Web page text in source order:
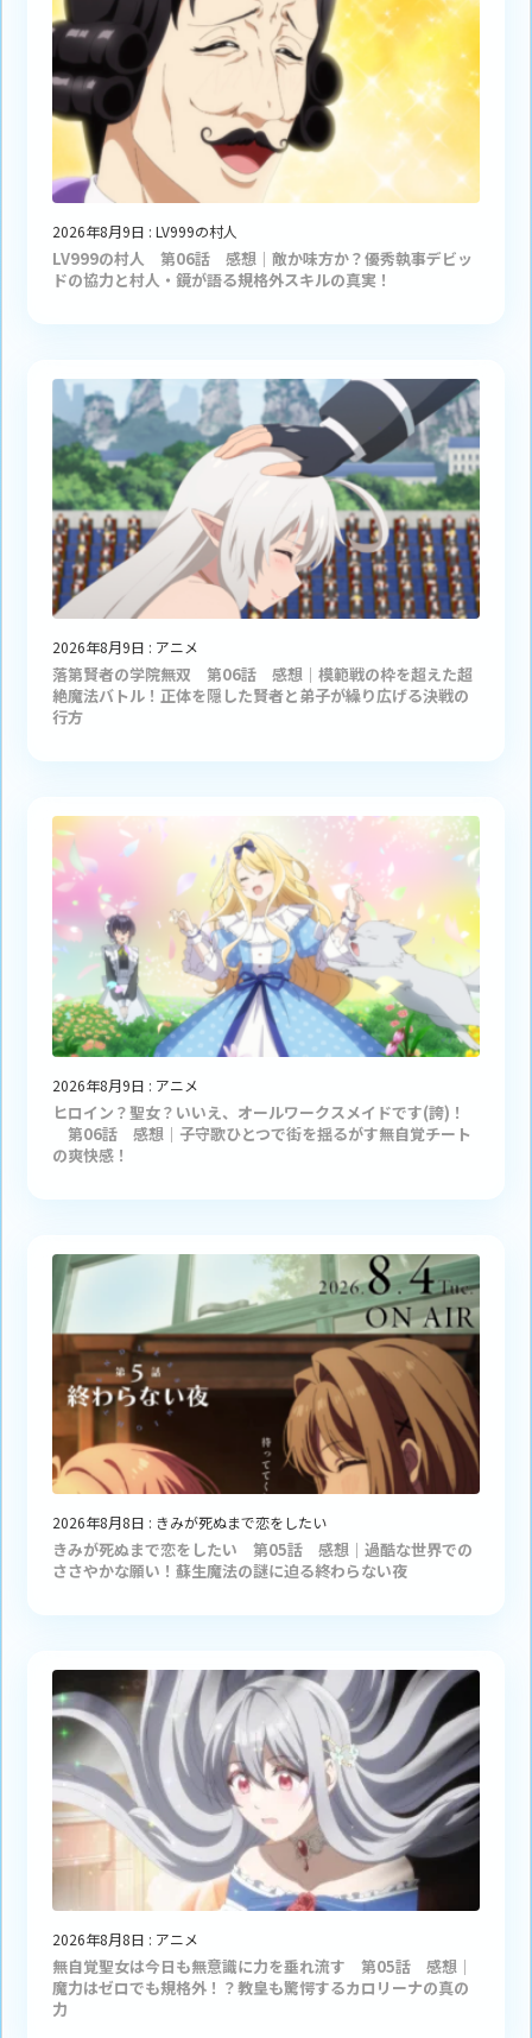
2026年8月9日 : LV999の村人
LV999の村人 第06話 感想｜敵か味方か？優秀執事デビッ
ドの協力と村人・鏡が語る規格外スキルの真実！
2026年8月9日 : アニメ
落第賢者の学院無双 第06話 感想｜模範戦の枠を超えた超
絶魔法バトル！正体を隠した賢者と弟子が繰り広げる決戦の
行方
2026年8月9日 : アニメ
ヒロイン？聖女？いいえ、オールワークスメイドです(誇)！
第06話 感想｜子守歌ひとつで街を揺るがす無自覚チート
の爽快感！
2026年8月8日 : きみが死ぬまで恋をしたい
きみが死ぬまで恋をしたい 第05話 感想｜過酷な世界での
ささやかな願い！蘇生魔法の謎に迫る終わらない夜
2026年8月8日 : アニメ
無自覚聖女は今日も無意識に力を垂れ流す 第05話 感想｜
魔力はゼロでも規格外！？教皇も驚愕するカロリーナの真の
力